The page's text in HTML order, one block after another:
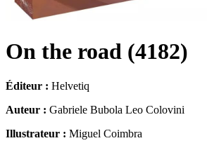
On the road (4182)
Éditeur : Helvetiq
Auteur : Gabriele Bubola Leo Colovini
Illustrateur : Miguel Coimbra